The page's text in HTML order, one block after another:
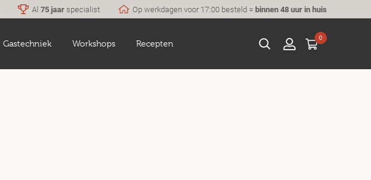
Al 75 jaarspecialist Op werkdagen voor 17:00 besteld =binnen 48 uur in huis
Gastechniek Workshops Recepten
0